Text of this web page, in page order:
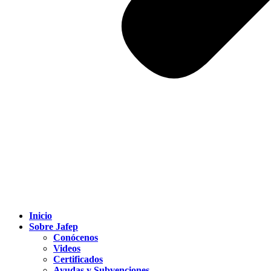
Inicio
Sobre Jafep
Conócenos
Videos
Certificados